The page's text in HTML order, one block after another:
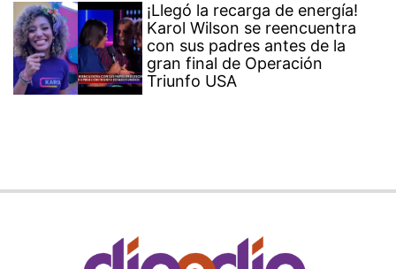
¡Llegó la recarga de energía!
Karol Wilson se reencuentra
con sus padres antes de la
gran final de Operación
Triunfo USA